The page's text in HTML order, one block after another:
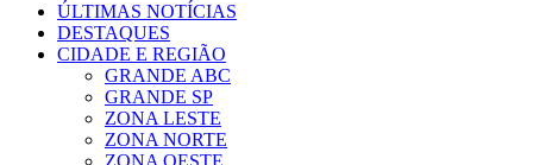
ÚLTIMAS NOTÍCIAS
DESTAQUES
CIDADE E REGIÃO
GRANDE ABC
GRANDE SP
ZONA LESTE
ZONA NORTE